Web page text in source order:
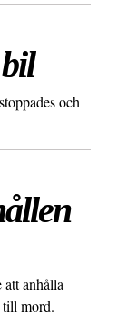
och
att anhålla
till mord.